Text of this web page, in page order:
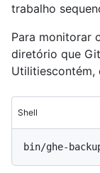
trabalho
Para monitorar
diretório que
Utilitiescontém,
Shell